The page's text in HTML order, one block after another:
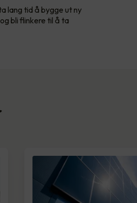
lang tid å bygge ut ny
bli flinkere til å ta